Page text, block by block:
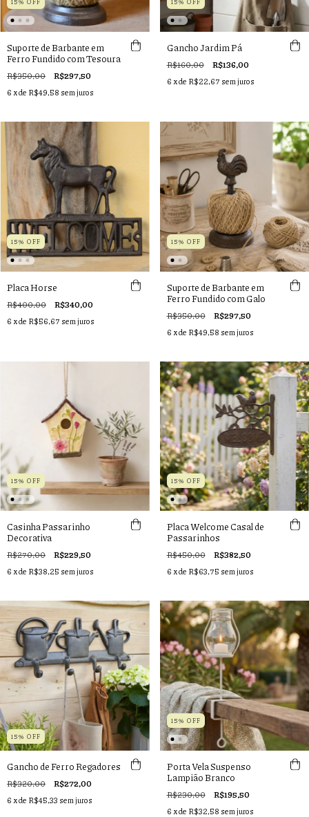
Suporte de Barbante em
Ferro Fundido com Tesoura
R$350,00 R$297,50
6 x de R$49,58 sem juros
Gancho Jardim Pá
R$160,00 R$136,00
6 x de R$22,67 sem juros
15% OFF
Placa Horse
R$400,00 R$340,00
6 x de R$56,67 sem juros
15% OFF
Suporte de Barbante em
Ferro Fundido com Galo
R$350,00 R$297,50
6 x de R$49,58 sem juros
15% OFF
Casinha Passarinho
Decorativa
R$270,00 R$229,50
6 x de R$38,25 sem juros
15% OFF
Placa Welcome Casal de
Passarinhos
R$450,00 R$382,50
6 x de R$63,75 sem juros
15% OFF
Gancho de Ferro Regadores
R$320,00 R$272,00
6 x de R$45,33 sem juros
15% OFF
Porta Vela Suspenso
Lampião Branco
R$230,00 R$195,50
6 x de R$32,58 sem juros